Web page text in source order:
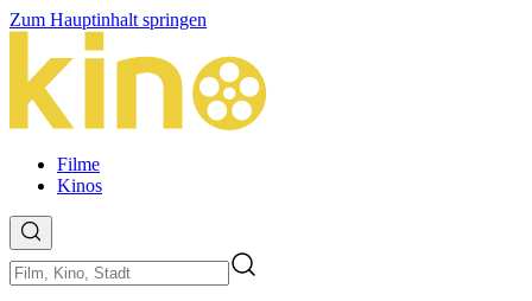
Zum Hauptinhalt springen
Filme
Kinos